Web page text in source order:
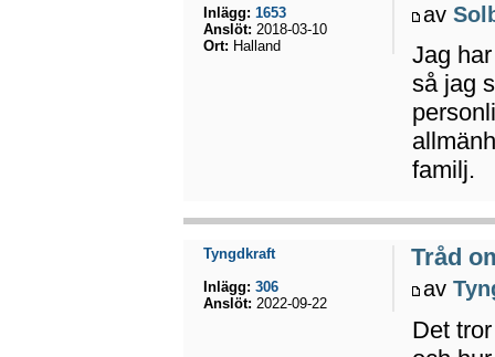
av
Jag
så jag
familj.
Inlägg: 1653
Anslöt: 2018-03-10
Ort: Halland
Tråd
av
Det
Tyngdkraft
Inlägg: 306
Anslöt: 2022-09-22